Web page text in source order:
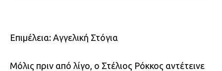
Επιμέλεια: Αγγελική Στόγια
Μόλις πριν από λίγο, ο Στέλιος Ρόκκος αντέτεινε